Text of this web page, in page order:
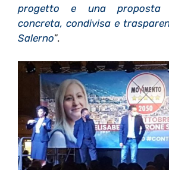
progetto e una proposta
concreta, condivisa e
Salerno”.